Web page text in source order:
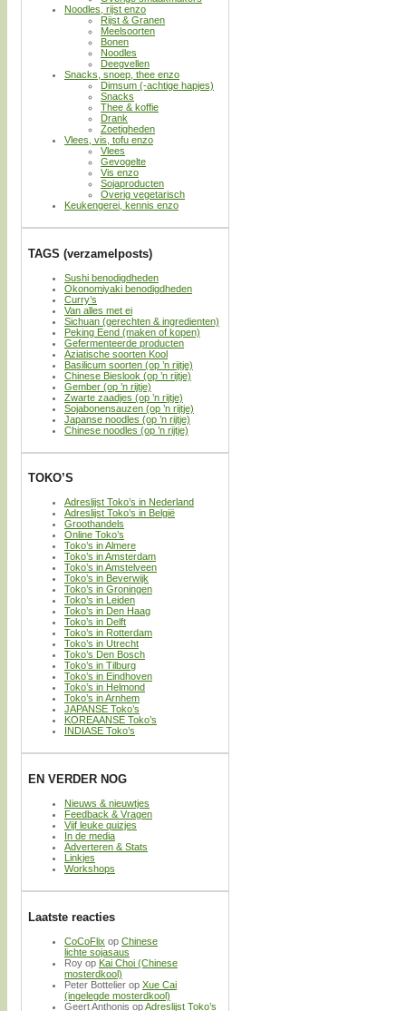
Noodles, rijst enzo
Rijst & Granen
Meelsoorten
Bonen
Noodles
Deegvellen
Snacks, snoep, thee enzo
Dimsum (-achtige hapjes)
Snacks
Thee & koffie
Drank
Zoetigheden
Vlees, vis, tofu enzo
Vlees
Gevogelte
Vis enzo
Sojaproducten
Overig vegetarisch
Keukengerei, kennis enzo
TAGS (verzamelposts)
Sushi benodigdheden
Okonomiyaki benodigdheden
Curry’s
Van alles met ei
Sichuan (gerechten & ingredienten)
Peking Eend (maken of kopen)
Gefermenteerde producten
Aziatische soorten Kool
Basilicum soorten (op ’n rijtje)
Chinese Bieslook (op ’n rijtje)
Gember (op ’n rijtje)
Zwarte zaadjes (op ’n rijtje)
Sojabonensauzen (op ’n rijtje)
Japanse noodles (op ’n rijtje)
Chinese noodles (op ’n rijtje)
TOKO’S
Adreslijst Toko’s in Nederland
Adreslijst Toko’s in België
Groothandels
Online Toko’s
Toko’s in Almere
Toko’s in Amsterdam
Toko’s in Amstelveen
Toko’s in Beverwijk
Toko’s in Groningen
Toko’s in Leiden
Toko’s in Den Haag
Toko’s in Delft
Toko’s in Rotterdam
Toko’s in Utrecht
Toko’s Den Bosch
Toko’s in Tilburg
Toko’s in Eindhoven
Toko’s in Helmond
Toko’s in Arnhem
JAPANSE Toko’s
KOREAANSE Toko’s
INDIASE Toko’s
EN VERDER NOG
Nieuws & nieuwtjes
Feedback & Vragen
Vijf leuke quizjes
In de media
Adverteren & Stats
Linkjes
Workshops
Laatste reacties
CoCoFlix op Chinese
lichte sojasaus
Roy op Kai Choi (Chinese
mosterdkool)
Peter Bottelier op Xue Cai
(ingelegde mosterdkool)
Geert Anthonis opAdreslijst Toko’s